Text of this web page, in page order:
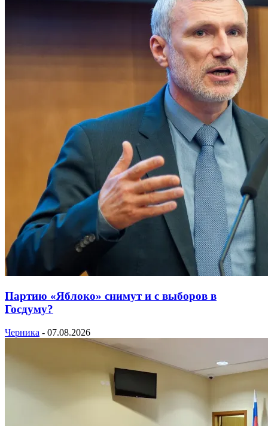
Партию «Яблоко» снимут и с выборов в
Госдуму?
Черника - 07.08.2026